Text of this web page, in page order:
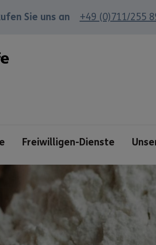
Sie uns an +49 (0)711/255
Freiwilligen-Dienste